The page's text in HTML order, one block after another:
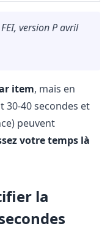
version P avril
item, mais en
30-40 secondes et
peuvent
votre temps là
la